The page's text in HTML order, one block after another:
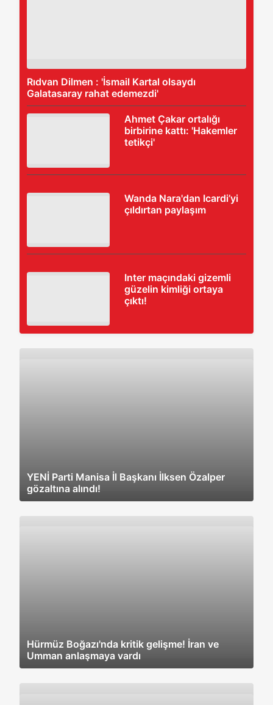
Rıdvan Dilmen : 'İsmail Kartal olsaydı
Galatasaray rahat edemezdi'
Ahmet Çakar ortalığı
birbirine kattı: 'Hakemler
tetikçi'
Wanda Nara'dan Icardi’yi
çıldırtan paylaşım
Inter maçındaki gizemli
güzelin kimliği ortaya
çıktı!
YENİ Parti Manisa İl Başkanı İlksen Özalper
gözaltına alındı!
Hürmüz Boğazı'nda kritik gelişme! İran ve
Umman anlaşmaya vardı